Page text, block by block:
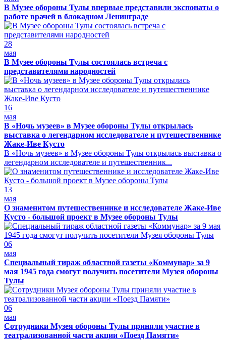
В Музее обороны Тулы впервые представили экспонаты о
работе врачей в блокадном Ленинграде
28
мая
В Музее обороны Тулы состоялась встреча с
представителями народностей
16
мая
В «Ночь музеев» в Музее обороны Тулы открылась
выставка о легендарном исследователе и путешественнике
Жаке-Иве Кусто
В «Ночь музеев» в Музее обороны Тулы открылась выставка о
легендарном исследователе и путешественник...
13
мая
О знаменитом путешественнике и исследователе Жаке-Иве
Кусто - большой проект в Музее обороны Тулы
06
мая
Специальный тираж областной газеты «Коммунар» за 9
мая 1945 года смогут получить посетители Музея обороны
Тулы
06
мая
Сотрудники Музея обороны Тулы приняли участие в
театрализованной части акции «Поезд Памяти»